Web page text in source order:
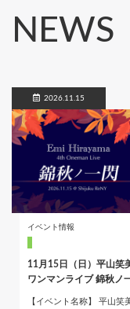
NEWS
2026.11.15
イベント情報
11月15日（日）平山笑
ワンマンライブ 錦秋ノ
【イベント名称】 平山笑